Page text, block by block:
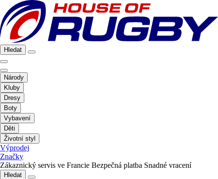
Hledat
Národy
Kluby
Dresy
Boty
Vybavení
Děti
Životní styl
Výprodej
Značky
Zákaznický servis ve Francie Bezpečná platba Snadné vracení
Hledat